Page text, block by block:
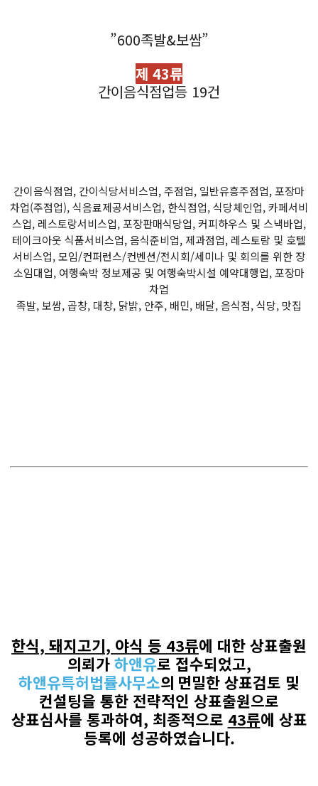
”600족발&보쌈”
제 43류
간이음식점업등 19건
간이음식점업, 간이식당서비스업, 주점업, 일반유흥주점업, 포장마
차업(주점업), 식음료제공서비스업, 한식점업, 식당체인업, 카페서비
스업, 레스토랑서비스업, 포장판매식당업, 커피하우스 및 스낵바업,
테이크아웃 식품서비스업, 음식준비업, 제과점업, 레스토랑 및 호텔
서비스업, 모임/컨퍼런스/컨벤션/전시회/세미나 및 회의를 위한 장
소임대업, 여행숙박 정보제공 및 여행숙박시설 예약대행업, 포장마
차업
족발, 보쌈, 곱창, 대창, 닭밝, 안주, 배민, 배달, 음식점, 식당, 맛집
한식, 돼지고기, 야식 등 43류에 대한 상표출원
의뢰가하앤유로 접수되었고,
하앤유특허법률사무소의 면밀한 상표검토 및
컨설팅을 통한 전략적인 상표출원으로
상표심사를 통과하여, 최종적으로 43류에 상표
등록에 성공하였습니다.